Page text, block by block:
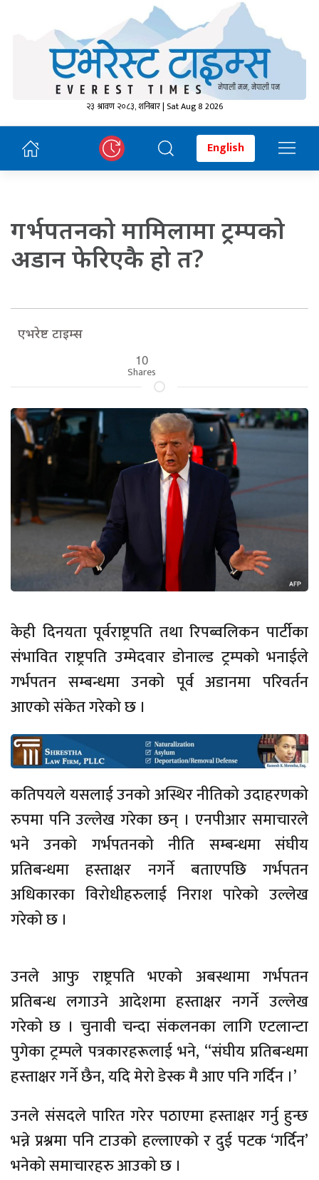
२३ श्रावण २०८३, शनिबार | Sat Aug 8 2026
English
गर्भपतनको मामिलामा ट्रम्पको
अडान फेरिएकै हो त?
एभरेष्ट टाइम्स
10
Shares
केही दिनयता पूर्वराष्ट्रपति तथा रिपब्वलिकन पार्टीका
संभावित राष्ट्रपति उम्मेदवार डोनाल्ड ट्रम्पको भनाईले
गर्भपतन सम्बन्धमा उनको पूर्व अडानमा परिवर्तन
आएको संकेत गरेको छ ।
कतिपयले यसलाई उनको अस्थिर नीतिको उदाहरणको
रुपमा पनि उल्लेख गरेका छन् । एनपीआर समाचारले
भने उनको गर्भपतनको नीति सम्बन्धमा संघीय
प्रतिबन्धमा हस्ताक्षर नगर्ने बताएपछि गर्भपतन
अधिकारका विरोधीहरुलाई निराश पारेको उल्लेख
गरेको छ ।
उनले आफु राष्ट्रपति भएको अबस्थामा गर्भपतन
प्रतिबन्ध लगाउने आदेशमा हस्ताक्षर नगर्ने उल्लेख
गरेको छ । चुनावी चन्दा संकलनका लागि एटलान्टा
पुगेका ट्रम्पले पत्रकारहरूलाई भने, “संघीय प्रतिबन्धमा
हस्ताक्षर गर्ने छैन, यदि मेरो डेस्क मै आए पनि गर्दिन ।’
उनले संसदले पारित गरेर पठाएमा हस्ताक्षर गर्नु हुन्छ
भन्ने प्रश्नमा पनि टाउको हल्लाएको र दुई पटक ‘गर्दिन’
भनेको समाचारहरु आउको छ ।